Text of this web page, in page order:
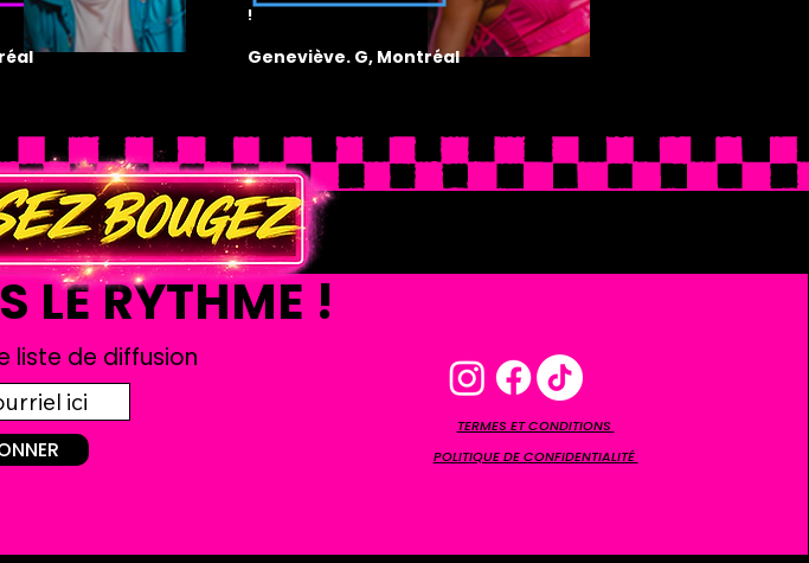
Geneviève. G, Montréal
!
liste de diffusion
TERMES ET CONDITIONS
POLITIQUE DE CONFIDENTIALITÉ
LE RYTHME !